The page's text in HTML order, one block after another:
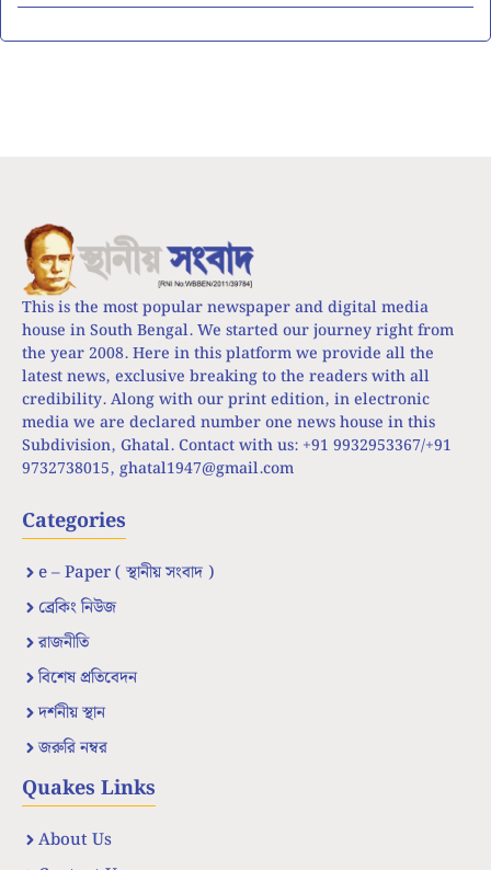
This is the most popular newspaper and digital media
house in South Bengal. We started our journey right from
the year 2008. Here in this platform we provide all the
latest news, exclusive breaking to the readers with all
credibility. Along with our print edition, in electronic
media we are declared number one news house in this
Subdivision, Ghatal. Contact with us: +91 9932953367/+91
9732738015, ghatal1947@gmail.com
Categories
e – Paper ( স্থানীয় সংবাদ )
ব্রেকিং নিউজ
রাজনীতি
বিশেষ প্রতিবেদন
দর্শনীয় স্থান
জরুরি নম্বর
Quakes Links
About Us